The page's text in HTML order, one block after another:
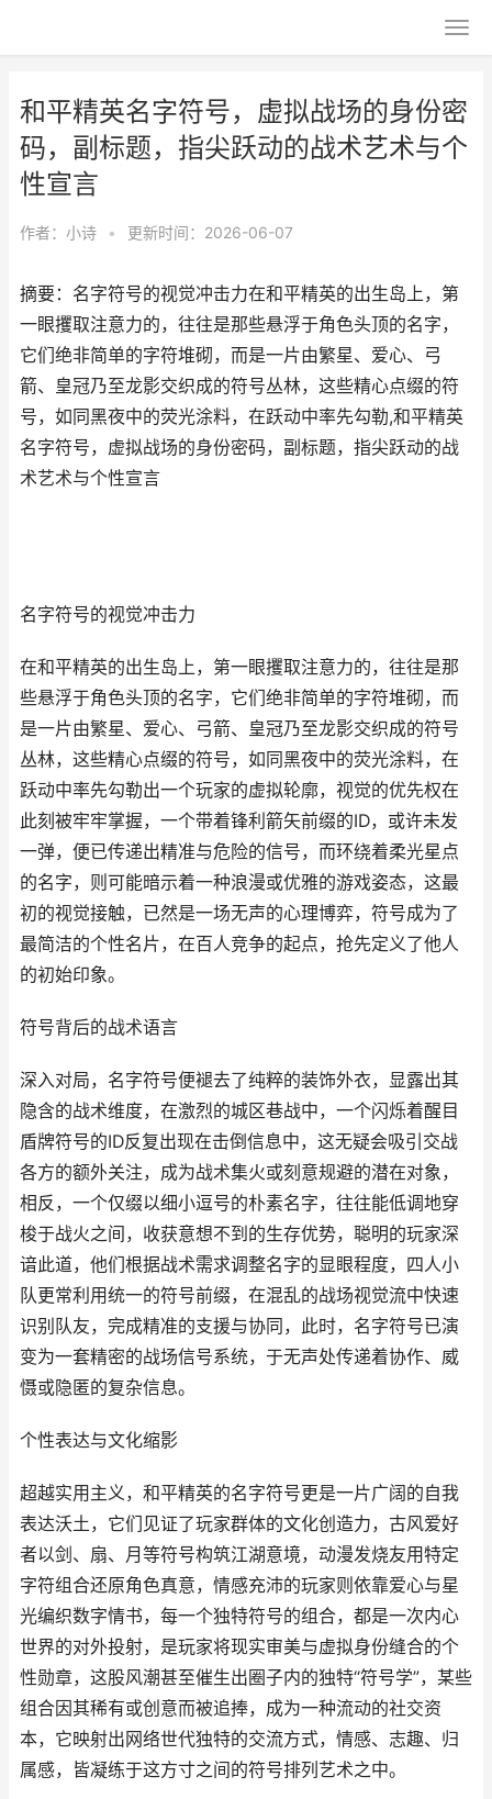
和平精英名字符号，虚拟战场的身份密
码，副标题，指尖跃动的战术艺术与个
性宣言
作者： 小诗 • 更新时间：2026-06-07
摘要：名字符号的视觉冲击力在和平精英的出生岛上，第
一眼攫取注意力的，往往是那些悬浮于角色头顶的名字，
它们绝非简单的字符堆砌，而是一片由繁星、爱心、弓
箭、皇冠乃至龙影交织成的符号丛林，这些精心点缀的符
号，如同黑夜中的荧光涂料，在跃动中率先勾勒,和平精英
名字符号，虚拟战场的身份密码，副标题，指尖跃动的战
术艺术与个性宣言
名字符号的视觉冲击力
在和平精英的出生岛上，第一眼攫取注意力的，往往是那
些悬浮于角色头顶的名字，它们绝非简单的字符堆砌，而
是一片由繁星、爱心、弓箭、皇冠乃至龙影交织成的符号
丛林，这些精心点缀的符号，如同黑夜中的荧光涂料，在
跃动中率先勾勒出一个玩家的虚拟轮廓，视觉的优先权在
此刻被牢牢掌握，一个带着锋利箭矢前缀的ID，或许未发
一弹，便已传递出精准与危险的信号，而环绕着柔光星点
的名字，则可能暗示着一种浪漫或优雅的游戏姿态，这最
初的视觉接触，已然是一场无声的心理博弈，符号成为了
最简洁的个性名片，在百人竞争的起点，抢先定义了他人
的初始印象。
符号背后的战术语言
深入对局，名字符号便褪去了纯粹的装饰外衣，显露出其
隐含的战术维度，在激烈的城区巷战中，一个闪烁着醒目
盾牌符号的ID反复出现在击倒信息中，这无疑会吸引交战
各方的额外关注，成为战术集火或刻意规避的潜在对象，
相反，一个仅缀以细小逗号的朴素名字，往往能低调地穿
梭于战火之间，收获意想不到的生存优势，聪明的玩家深
谙此道，他们根据战术需求调整名字的显眼程度，四人小
队更常利用统一的符号前缀，在混乱的战场视觉流中快速
识别队友，完成精准的支援与协同，此时，名字符号已演
变为一套精密的战场信号系统，于无声处传递着协作、威
慑或隐匿的复杂信息。
个性表达与文化缩影
超越实用主义，和平精英的名字符号更是一片广阔的自我
表达沃土，它们见证了玩家群体的文化创造力，古风爱好
者以剑、扇、月等符号构筑江湖意境，动漫发烧友用特定
字符组合还原角色真意，情感充沛的玩家则依靠爱心与星
光编织数字情书，每一个独特符号的组合，都是一次内心
世界的对外投射，是玩家将现实审美与虚拟身份缝合的个
性勋章，这股风潮甚至催生出圈子内的独特“符号学”，某些
组合因其稀有或创意而被追捧，成为一种流动的社交资
本，它映射出网络世代独特的交流方式，情感、志趣、归
属感，皆凝练于这方寸之间的符号排列艺术之中。